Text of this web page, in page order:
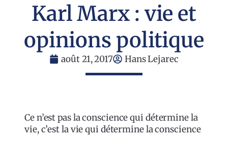
Karl Marx : vie et
opinions politique
août 21, 2017 Hans Lejarec
Ce n’est pas la conscience qui détermine la
vie, c’est la vie qui détermine la conscience